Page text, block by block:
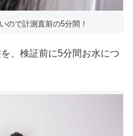
ので計測直前の5分間！
、検証前に5分間お水につ